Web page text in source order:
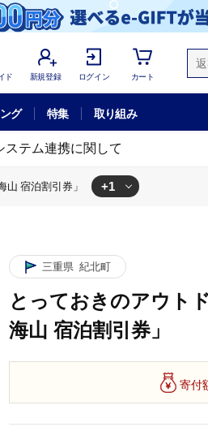
ド 新規登録 ログイン カート
グ 特集 取り組み
ステム連携に関して
宿泊割引券」 +1
三重県 紀北町
とっておきのアウト
海山 宿泊割引券」
寄付